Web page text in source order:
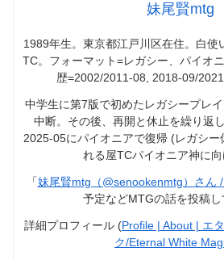
妹尾賢mtg
1989年生。東京都江戸川区在住。白使
TC。フォーマット=レガシー、パイオ
歴=2002/2011-08, 2018-09/
中学生に第7版で初めたレガシープレ
中断。その後、再開と休止を繰り返
2025-05にパイオニアで復帰 (レガシ
れる屋TCパイオニア神に向
「妹尾賢mtg（@senookenmtg）さん
予定などMTGの話を投稿し
詳細プロフィール (Profile | About | エ
ク/Eternal White